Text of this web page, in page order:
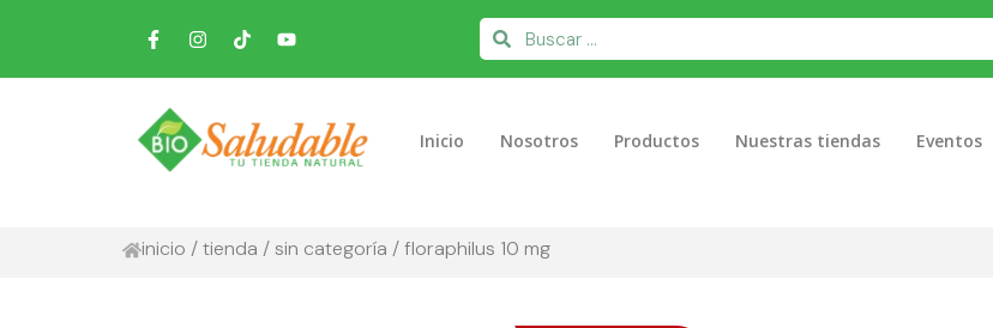
Inicio Nosotros Productos Nuestras tiendas Eventos
inicio /tienda /sin categoría / floraphilus 10 mg